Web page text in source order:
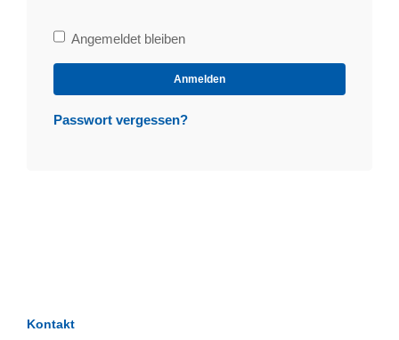
Bleibe
angemeldet
Angemeldet bleiben
Anmelden
Passwort vergessen?
Kontakt